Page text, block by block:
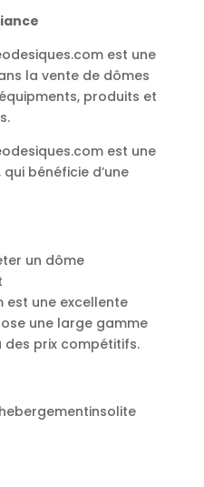
est une
la vente de dômes
produits et
est une
bénéficie d’une
un dôme
est une excellente
une large gamme
prix compétitifs.